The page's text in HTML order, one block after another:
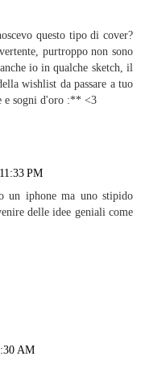
questo tipo di cover?
purtroppo non sono
io in qualche sketch, il
wishlist da passare a tuo
e sogni d'oro :** <3
PM
un iphone ma uno stipido
delle idee geniali come
AM